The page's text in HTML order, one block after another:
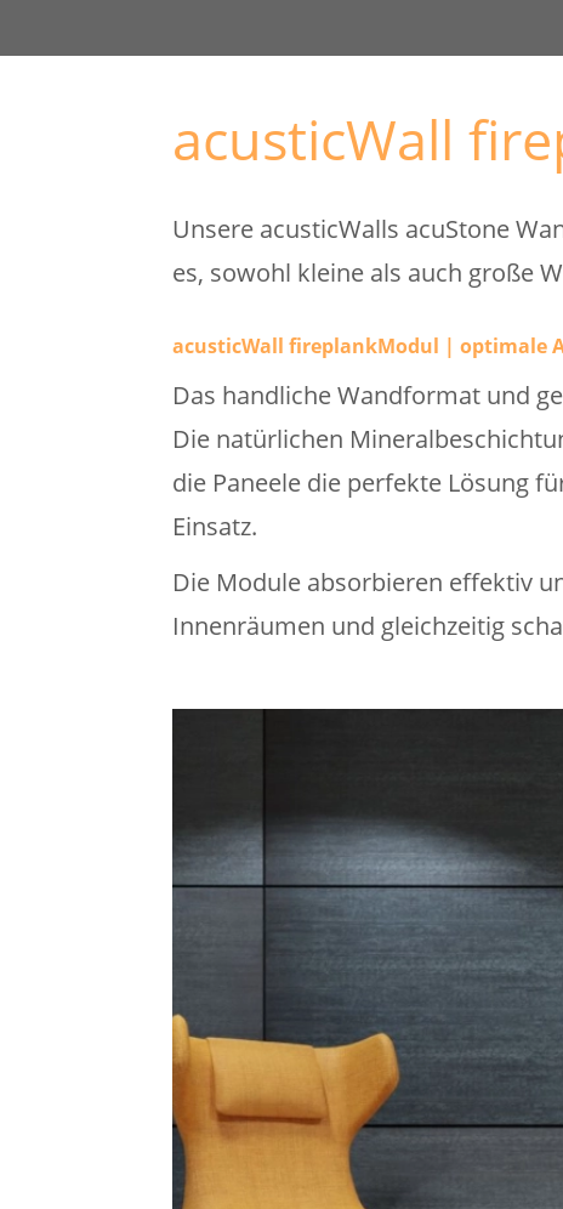
acusticWall
Unsere acusticWalls acuStone
es, sowohl kleine als auch große
acusticWall fireplankModul | optimale
Das handliche Wandformat und
Die natürlichen
die Paneele die perfekte Lösung
Einsatz.
Die Module absorbieren effektiv
Innenräumen und gleichzeitig